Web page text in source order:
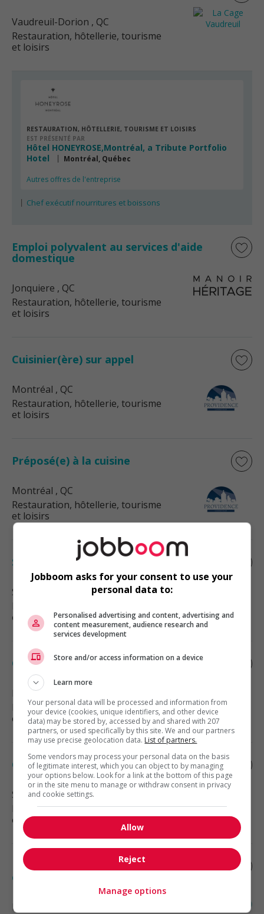
Vaudreuil-Dorion , QC
Restauration, hôtellerie, tourisme
et loisirs
RESTAURATION, HÔTELLERIE, TOURISME ET LOISIRS
EST PRÉSENTÉ PAR
Hôtel HONEYROSE,Montréal, a Tribute Portfolio
Hotel
Montréal, Québec
Autres offres de l'entreprise
Chef exécutif nourritures et boissons
Emploi polyvalent au services d'aide
domestique
Jonquiere , QC
Restauration, hôtellerie, tourisme
et loisirs
Cuisinier(ère) sur appel
Montréal , QC
Restauration, hôtellerie, tourisme
et loisirs
Préposé(e) à la cuisine
Montréal , QC
Restauration, hôtellerie, tourisme
et loisirs
Sous-chef
Shawinigan
et loisirs
Cuisinier/cuisinière
Montréal-Est
Restauration, hôtellerie, tourisme
et loisirs
Commis à la bibliothèque
Sorel-Tracy, QC
Restauration, hôtellerie, tourisme
et loisirs
Responsable de l’alimentation /
cuisinier.ière
Lachine
Jobboom asks for your consent to use your
personal data to:
Personalised advertising and content, advertising and
content measurement, audience research and
services development
Store and/or access information on a device
Learn more
Your personal data will be processed and information from
your device (cookies, unique identifiers, and other device
data) may be stored by, accessed by and shared with 207
partners, or used specifically by this site. We and our partners
may use precise geolocation data. List of partners.
Some vendors may process your personal data on the basis
of legitimate interest, which you can object to by managing
your options below. Look for a link at the bottom of this page
or in the site menu to manage or withdraw consent in privacy
and cookie settings.
Allow
Reject
Manage options